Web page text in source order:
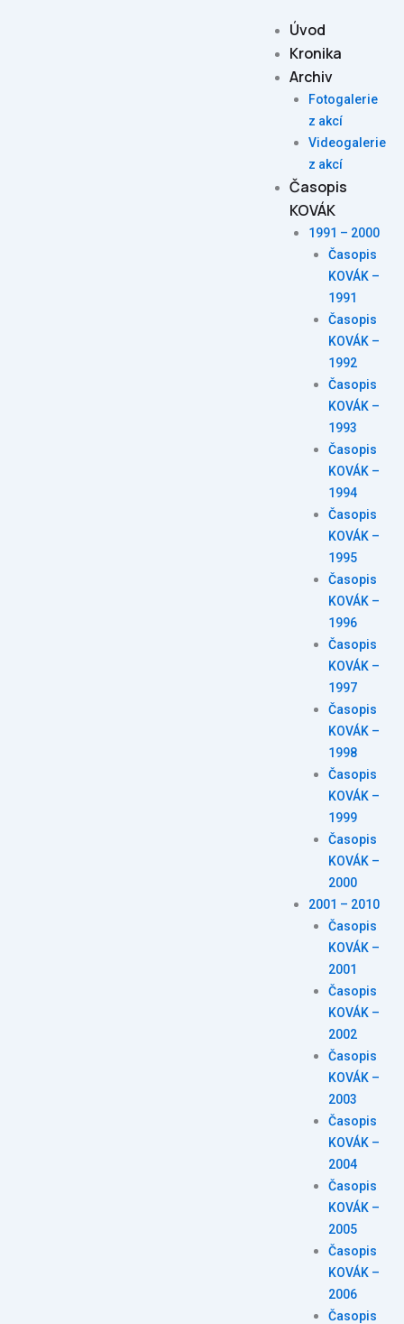
Úvod
Kronika
Archiv
Fotogalerie
z akcí
Videogalerie
z akcí
Časopis
KOVÁK
1991 – 2000
Časopis
KOVÁK –
1991
Časopis
KOVÁK –
1992
Časopis
KOVÁK –
1993
Časopis
KOVÁK –
1994
Časopis
KOVÁK –
1995
Časopis
KOVÁK –
1996
Časopis
KOVÁK –
1997
Časopis
KOVÁK –
1998
Časopis
KOVÁK –
1999
Časopis
KOVÁK –
2000
2001 – 2010
Časopis
KOVÁK –
2001
Časopis
KOVÁK –
2002
Časopis
KOVÁK –
2003
Časopis
KOVÁK –
2004
Časopis
KOVÁK –
2005
Časopis
KOVÁK –
2006
Časopis